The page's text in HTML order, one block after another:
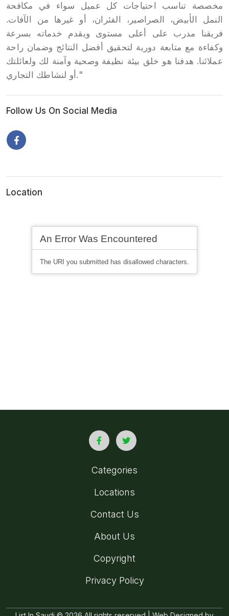
مخصصة تناسب احتياجات كل عميل سواء في مكافحة
النمل الأبيض، الصراصير، الفئران، أو غيرها من الآفات.
فريقنا مدرب على أعلى مستوى ويقدم خدماته بسرعة
وكفاءة مع متابعة دورية لتحقيق أفضل النتائج وضمان راحة
عملائنا. هدفنا هو خلق بيئة نظيفة وصحية وآمنة لك ولعائلتك
أو لنشاطك التجاري."
Follow Us On Social Media
Location
Categories
Locations
Contact Us
About Us
Copyright
Privacy Policy